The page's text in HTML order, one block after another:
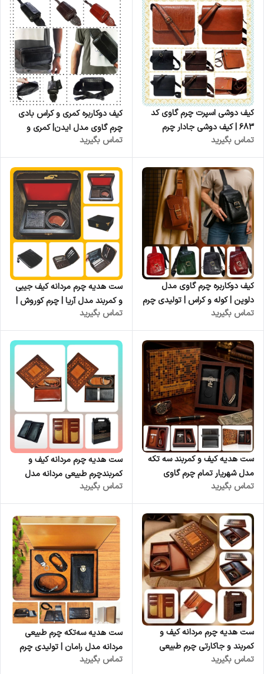
کیف دوشی اسپرت چرم گاوی کد
۶۸۳ | کیف دوشی جادار چرم
طبیعی
تماس بگیرید
کیف دوکاربره کمری و کراس بادی
چرم گاوی مدل ایدن| کمری و
کراس | تولیدی چرم کوروش
تماس بگیرید
کیف دوکاربره چرم گاوی مدل
دلوین | کوله و کراس | تولیدی چرم
کوروش
تماس بگیرید
ست هدیه چرم مردانه کیف جیبی
و کمربند مدل آریا | چرم کوروش |
فروش عمده
تماس بگیرید
ست هدیه کیف و کمربند سه تکه
مدل شهریار تمام چرم گاوی
کوروش | فروش عمده
تماس بگیرید
ست هدیه چرم مردانه کیف و
کمربندچرم طبیعی مردانه مدل
برزو | تولیدی چرم کوروش | فروش
عمده | ست مدیریتی چرمی لوکس
عمده
تماس بگیرید
ست هدیه چرم مردانه کیف و
کمربند و جاکارتی چرم طبیعی
مردانه مدل باربد| تولیدی چرم
تماس بگیرید
ست هدیه سه‌تکه چرم طبیعی
مردانه مدل رامان | تولیدی چرم
کوروش | فروش عمده | ست
تماس بگیرید